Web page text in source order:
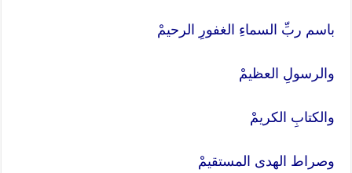
باسم ربِّ السماءِ الغفورِ الرحيمْ
والرسولِ العظيمْ
والكتابِ الكريمْ
وصراط الهدى المستقيمْ